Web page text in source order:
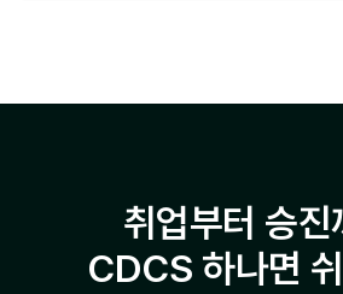
취업부터 승진
CDCS 하나면